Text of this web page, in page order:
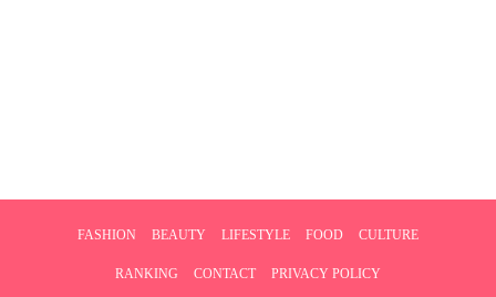
FASHION BEAUTY LIFESTYLE FOOD CULTURE
RANKING CONTACT PRIVACY POLICY